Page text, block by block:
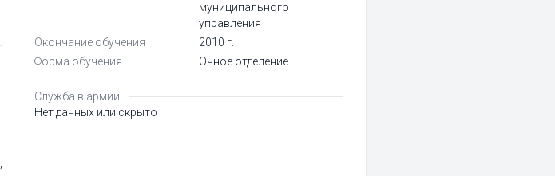
муниципального
управления
Окончание обучения
2010 г.
Форма обучения
Очное отделение
Служба в армии
Нет данных или скрыто